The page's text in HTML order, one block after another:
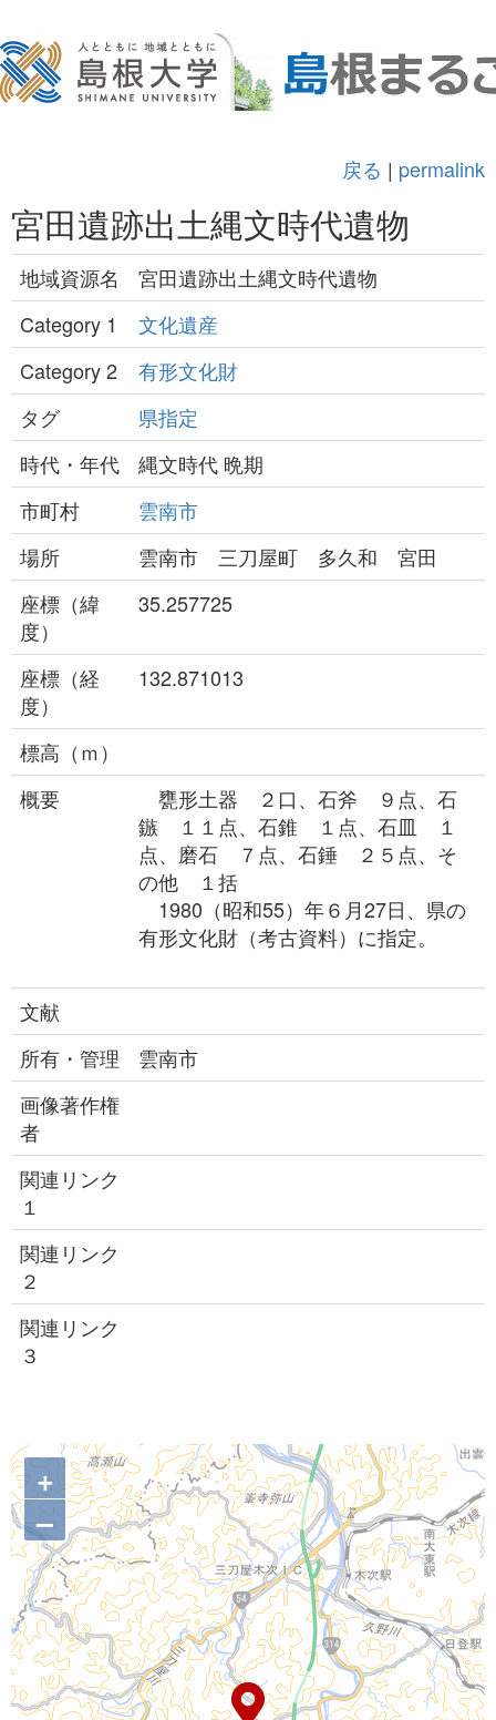
戻る | permalink
宮田遺跡出土縄文時代遺物
地域資源名
宮田遺跡出土縄文時代遺物
Category 1
文化遺産
Category 2
有形文化財
タグ
県指定
時代・年代
縄文時代 晩期
市町村
雲南市
場所
雲南市 三刀屋町 多久和 宮田
座標（緯
度）
35.257725
座標（経
度）
132.871013
標高（ｍ）
概要
甕形土器 ２口、石斧 ９点、石
鏃 １１点、石錐 １点、石皿 １
点、磨石 ７点、石錘 ２５点、そ
の他 １括
1980（昭和55）年６月27日、県の
有形文化財（考古資料）に指定。
文献
所有・管理
雲南市
画像著作権
者
関連リンク
１
関連リンク
２
関連リンク
３
+
–